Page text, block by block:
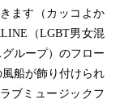
ます（カッコよか
（LGBT男女混
ループ）のフロー
風船が飾り付けられ
ブミュージックフ